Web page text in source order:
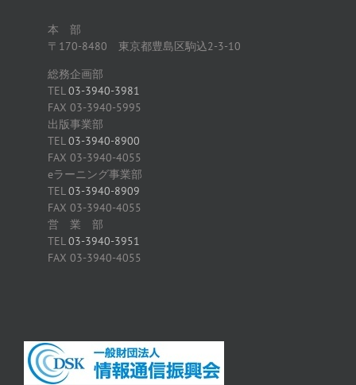
本 部
〒170-8480 東京都豊島区駒込2-3-10
総務企画部
TEL03-3940-3981
FAX 03-3940-5995
出版事業部
TEL03-3940-8900
FAX 03-3940-4055
eラーニング事業部
TEL03-3940-8909
FAX 03-3940-4055
営 業 部
TEL03-3940-3951
FAX 03-3940-4055